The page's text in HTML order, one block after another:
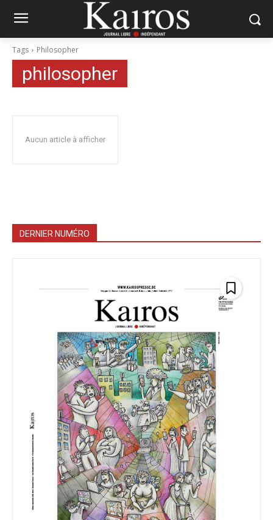
Tags Philosopher
philosopher
Aucun article à afficher
DERNIER NUMÉRO